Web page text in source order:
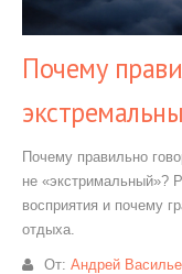
Почему
Почему правильно
не «экстримальный»?
восприятия и почему
отдыха.
От: Андрей